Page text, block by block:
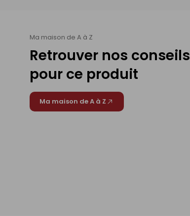
Ma maison de A à Z
Retrouver nos conseils
pour ce produit
Ma maison de A à Z